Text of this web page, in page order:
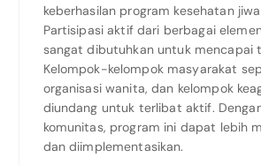
keberhasilan program kesehatan
Partisipasi aktif dari berbagai
sangat dibutuhkan untuk mencapai
Kelompok-kelompok masyarakat
organisasi wanita, dan kelompok
diundang untuk terlibat aktif.
komunitas, program ini dapat lebih
dan diimplementasikan.